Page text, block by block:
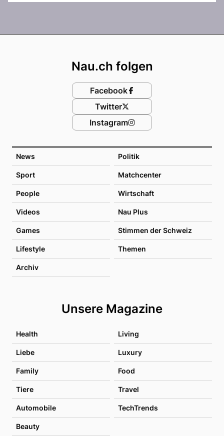
News Politik
Sport Matchcenter
People Wirtschaft
Videos Nau Plus
Games Stimmen der Schweiz
Lifestyle Themen
Archiv
Unsere Magazine
Health Living
Liebe Luxury
Family Food
Tiere Travel
Automobile TechTrends
Beauty
Nau.ch folgen
Facebook
Twitter
Instagram